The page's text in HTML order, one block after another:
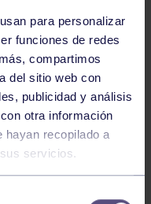
para personalizar
funciones de redes
compartimos
del sitio web con
publicidad y análisis
otra información
hayan recopilado a
servicios.
LA SECCIÓN